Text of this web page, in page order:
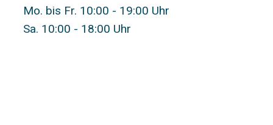
Mo. bis Fr. 10:00 - 19:00 Uhr
Sa. 10:00 - 18:00 Uhr